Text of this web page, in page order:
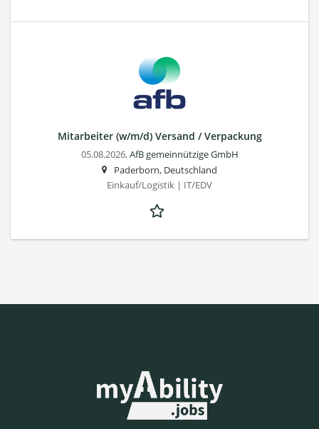
Mitarbeiter (w/m/d) Versand / Verpackung
05.08.2026,AfB gemeinnützige GmbH
Paderborn, Deutschland
Einkauf/Logistik | IT/EDV